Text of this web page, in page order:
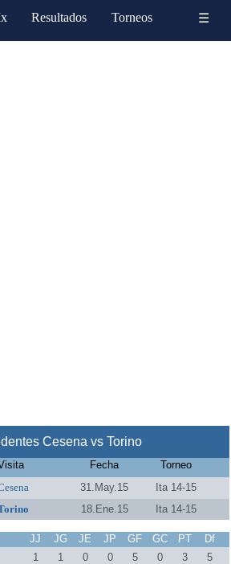
Resultados Torneos ☰
Cesena vs Torino
Fecha
Torneo
31.May.15
Ita 14-15
18.Ene.15 Ita 14-15
JJ JG JE JP GF GC PT
Df
1 1 0 0 5 0 3
5